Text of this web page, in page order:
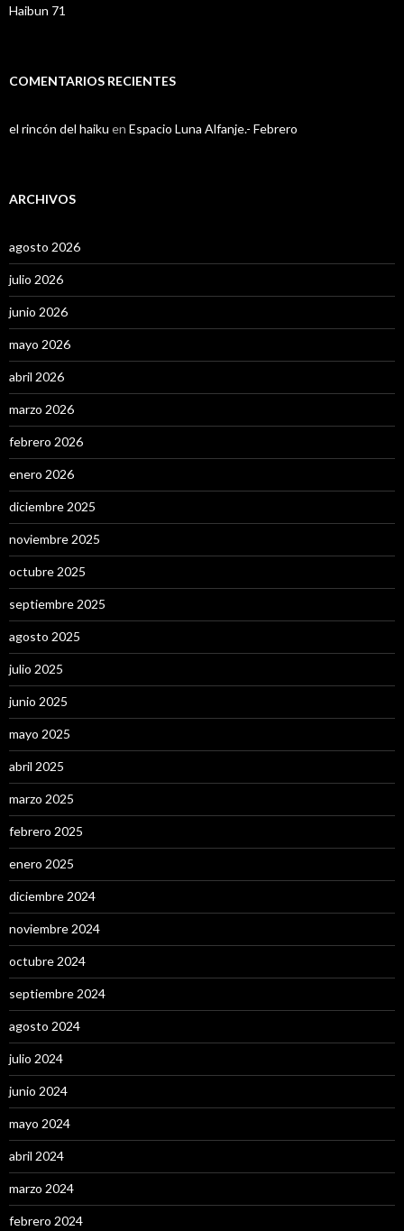
Haibun 71
COMENTARIOS RECIENTES
el rincón del haiku en Espacio Luna Alfanje.- Febrero
ARCHIVOS
agosto 2026
julio 2026
junio 2026
mayo 2026
abril 2026
marzo 2026
febrero 2026
enero 2026
diciembre 2025
noviembre 2025
octubre 2025
septiembre 2025
agosto 2025
julio 2025
junio 2025
mayo 2025
abril 2025
marzo 2025
febrero 2025
enero 2025
diciembre 2024
noviembre 2024
octubre 2024
septiembre 2024
agosto 2024
julio 2024
junio 2024
mayo 2024
abril 2024
marzo 2024
febrero 2024